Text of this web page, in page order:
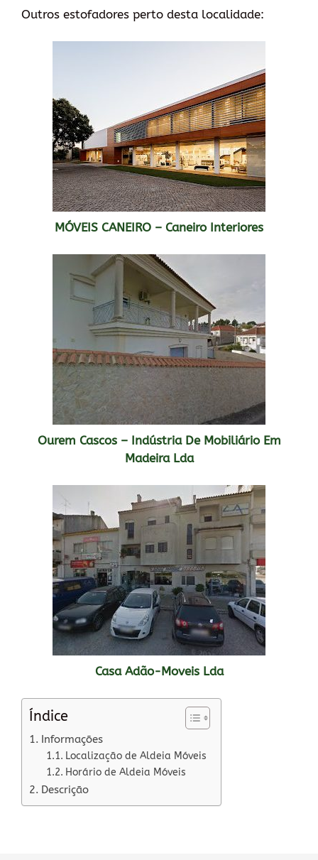
Outros estofadores perto desta localidade:
MÓVEIS CANEIRO – Caneiro Interiores
Ourem Cascos – Indústria De Mobiliário Em
Madeira Lda
Casa Adão-Moveis Lda
Índice
Informações
Localização de Aldeia Móveis
Horário de Aldeia Móveis
Descrição